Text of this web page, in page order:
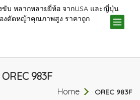
บ หลากหลายยี่ห้อ จากUSA และญี่ปุ่น
งตัดหญ้าคุณภาพสูง ราคาถูก
OREC 983F
Home OREC 983F